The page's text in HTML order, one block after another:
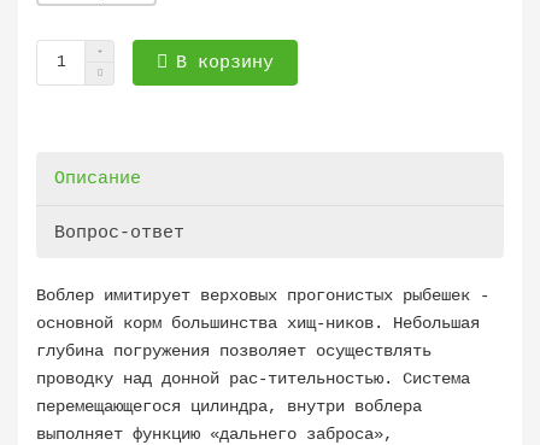
В корзину
Описание
Вопрос-ответ
Воблер имитирует верховых прогонистых рыбешек -
основной корм большинства хищ-ников. Небольшая
глубина погружения позволяет осуществлять
проводку над донной рас-тительностью. Система
перемещающегося цилиндра, внутри воблера
выполняет функцию «дальнего заброса»,